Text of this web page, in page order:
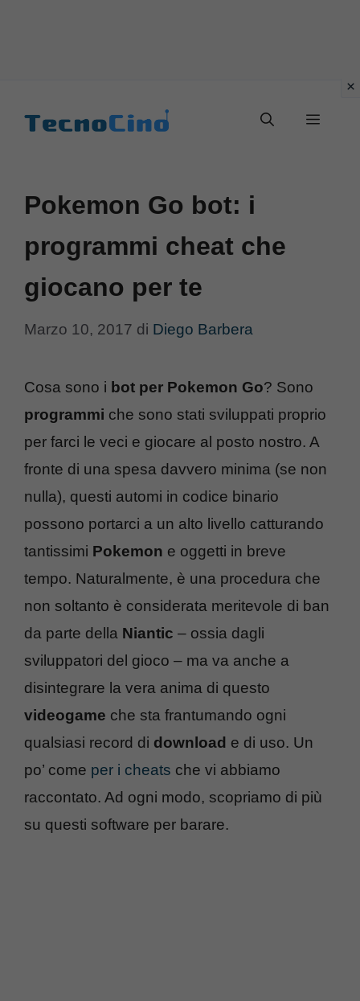
Menu
Pokemon Go bot: i
programmi cheat che
giocano per te
Marzo 10, 2017 di Diego Barbera
Cosa sono i bot per Pokemon Go? Sono
programmi che sono stati sviluppati proprio
per farci le veci e giocare al posto nostro. A
fronte di una spesa davvero minima (se non
nulla), questi automi in codice binario
possono portarci a un alto livello catturando
tantissimi Pokemon e oggetti in breve
tempo. Naturalmente, è una procedura che
non soltanto è considerata meritevole di ban
da parte della Niantic – ossia dagli
sviluppatori del gioco – ma va anche a
disintegrare la vera anima di questo
videogame che sta frantumando ogni
qualsiasi record di download e di uso. Un
po’ come per i cheats che vi abbiamo
raccontato. Ad ogni modo, scopriamo di più
su questi software per barare.